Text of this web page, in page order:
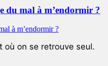
du mal à m’endormir ?
où on se retrouve seul.